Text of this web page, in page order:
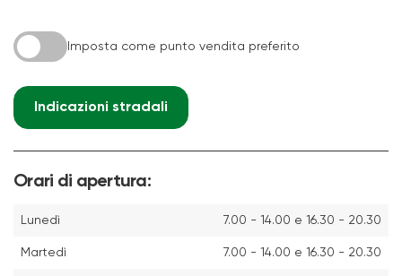
Imposta come punto vendita preferito
Indicazioni stradali
Orari di apertura:
Lunedì 7.00 - 14.00 e 16.30 - 20.30
Martedì 7.00 - 14.00 e 16.30 - 20.30